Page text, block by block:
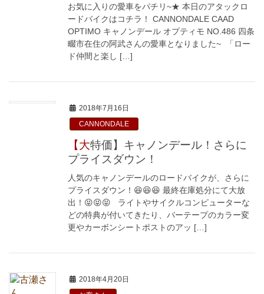
お気に入りの愛車をパチリ~★ 本日のアタックロ
ードバイクはコチラ！ CANNONDALE CAAD
OPTIMO キャノンデール オプティモ NO.486 四条
畷市在住の阿武さんの愛車となりました~ 「ロー
ド仲間と楽し […]
2018年7月16日
CANNONDALE
【大特価】キャノンデール！さらに
プライスダウン！
人気のキャノンデールのロードバイクが、さらに
プライスダウン！😆😆😆 最終在庫処分にて大放
出！😝😝😝 ライトやサイクルコンピューターな
どの特典が付いてきたり、バーテープのカラー変
更やカーボンシートポストのアッ […]
2018年4月20日